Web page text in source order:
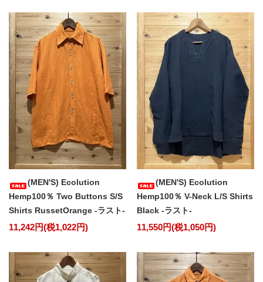
(MEN'S) Ecolution
Hemp100％ Two Buttons S/S
Shirts RussetOrange -ラスト-
11,242円(税1,022円)
(MEN'S) Ecolution
Hemp100％ V-Neck L/S Shirts
Black -ラスト-
11,550円(税1,050円)